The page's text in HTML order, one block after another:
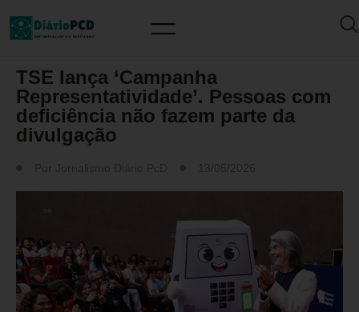
TSE lança ‘Campanha
Representatividade’. Pessoas com
deficiência não fazem parte da
divulgação